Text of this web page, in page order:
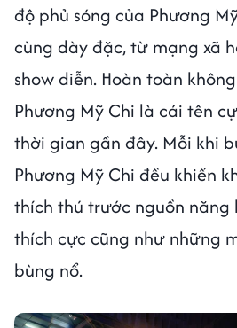
độ phủ sóng của Phương
cùng dày đặc, từ mạng xã
show diễn. Hoàn toàn
Phương Mỹ Chi là cái tên
thời gian gần đây. Mỗi khi
Phương Mỹ Chi đều khiến
thích thú trước nguồn năng
thích cực cũng như những
bùng nổ.